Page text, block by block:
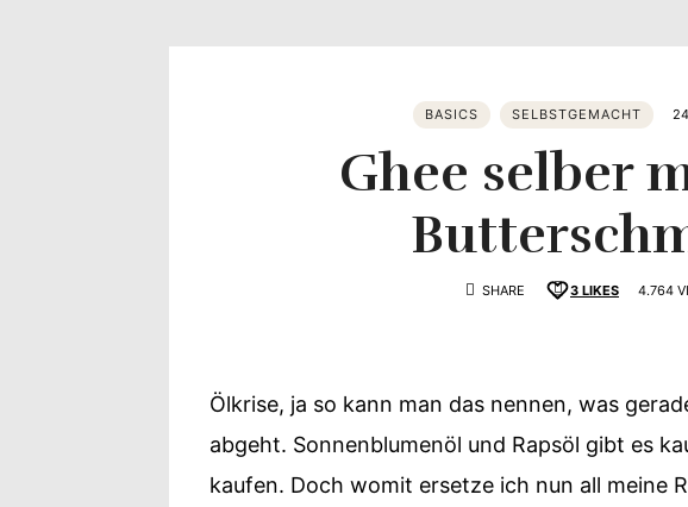
Kanal
Yvonne
BASICS SELBSTGEMACHT
Ghee selber
SHARE 3 LIKES 4.764
Ölkrise, ja so kann man das nennen, was
abgeht. Sonnenblumenöl und Rapsöl gibt es
kaufen. Doch womit ersetze ich nun all meine